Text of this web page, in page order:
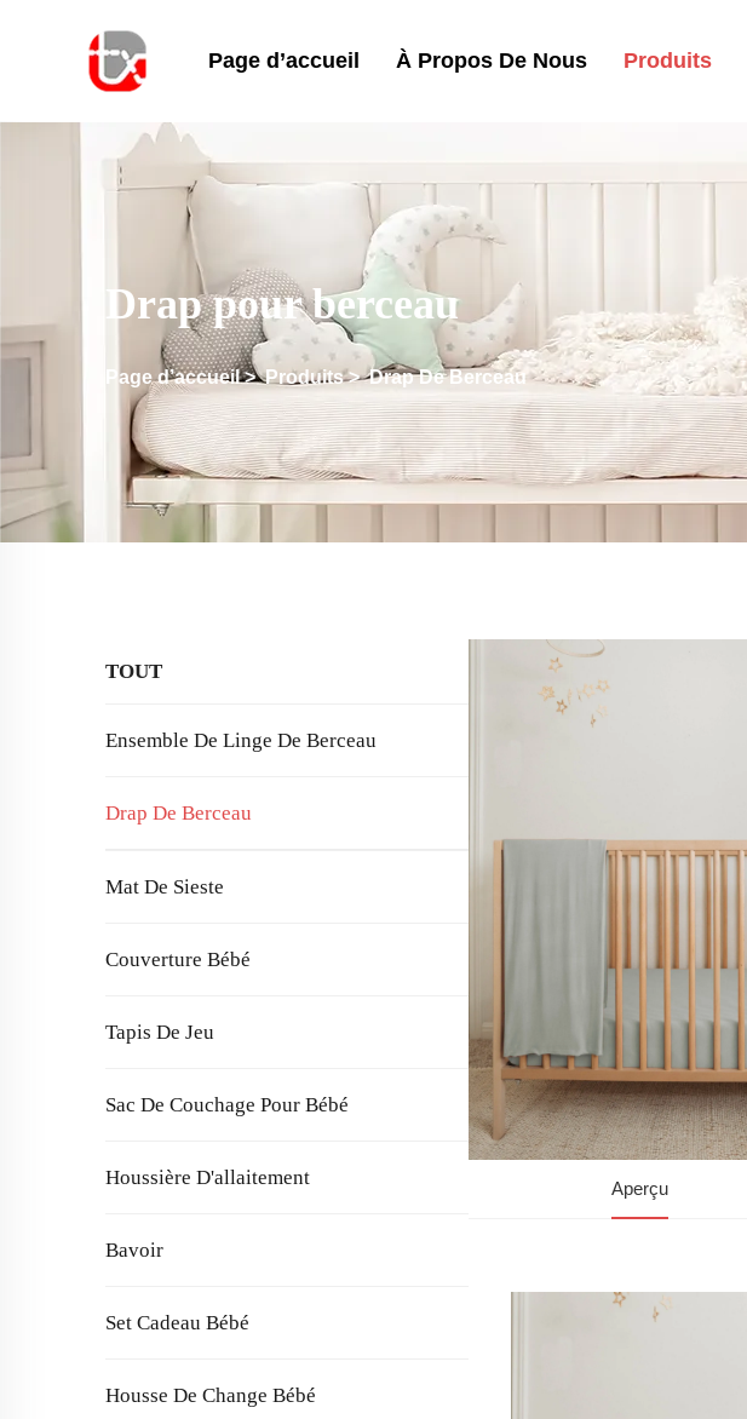
Page d’accueil À Propos De Nous Produits
Drap pour berceau
Page d’accueil>Produits>Drap De Berceau
TOUT
Ensemble De Linge De Berceau
Drap De Berceau
Mat De Sieste
Couverture Bébé
Tapis De Jeu
Sac De Couchage Pour Bébé
Houssière D'allaitement
Bavoir
Set Cadeau Bébé
Housse De Change Bébé
Aperçu